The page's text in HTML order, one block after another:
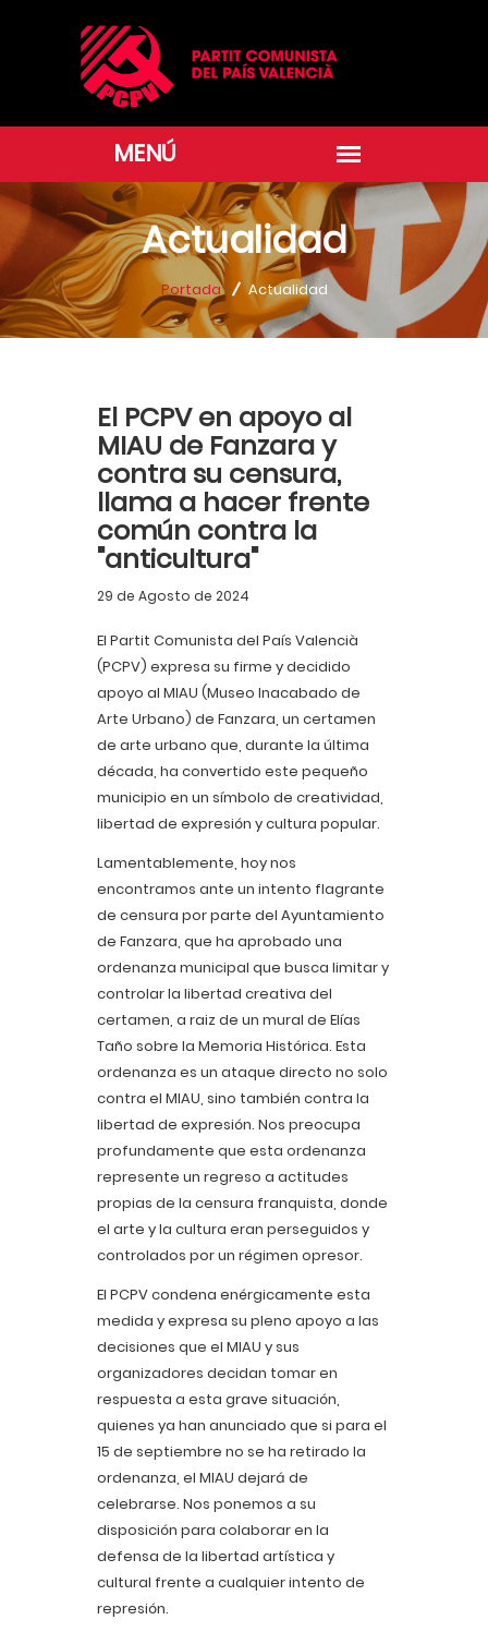
Actualidad
Portada Actualidad
El PCPV en apoyo al
MIAU de Fanzara y
contra su censura,
llama a hacer frente
común contra la
"anticultura"
29 de Agosto de 2024
El Partit Comunista del País Valencià
(PCPV) expresa su firme y decidido
apoyo al MIAU (Museo Inacabado de
Arte Urbano) de Fanzara, un certamen
de arte urbano que, durante la última
década, ha convertido este pequeño
municipio en un símbolo de creatividad,
libertad de expresión y cultura popular.
Lamentablemente, hoy nos
encontramos ante un intento flagrante
de censura por parte del Ayuntamiento
de Fanzara, que ha aprobado una
ordenanza municipal que busca limitar y
controlar la libertad creativa del
certamen, a raiz de un mural de Elías
Taño sobre la Memoria Histórica. Esta
ordenanza es un ataque directo no solo
contra el MIAU, sino también contra la
libertad de expresión. Nos preocupa
profundamente que esta ordenanza
represente un regreso a actitudes
propias de la censura franquista, donde
el arte y la cultura eran perseguidos y
controlados por un régimen opresor.
El PCPV condena enérgicamente esta
medida y expresa su pleno apoyo a las
decisiones que el MIAU y sus
organizadores decidan tomar en
respuesta a esta grave situación,
quienes ya han anunciado que si para el
15 de septiembre no se ha retirado la
ordenanza, el MIAU dejará de
celebrarse. Nos ponemos a su
disposición para colaborar en la
defensa de la libertad artística y
cultural frente a cualquier intento de
represión.